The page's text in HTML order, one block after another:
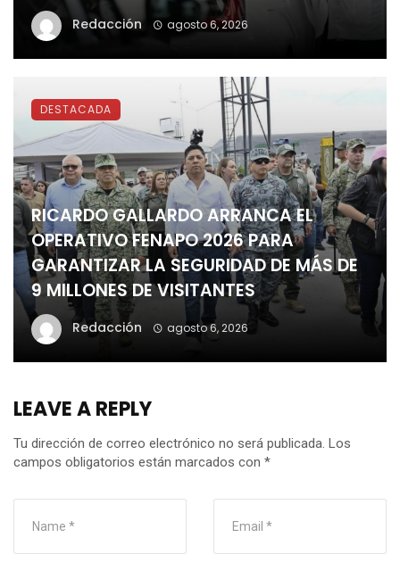
Redacción agosto 6, 2026
RICARDO GALLARDO ARRANCA EL
OPERATIVO FENAPO 2026 PARA
GARANTIZAR LA SEGURIDAD DE MÁS DE
9 MILLONES DE VISITANTES
Redacción agosto 6, 2026
DESTACADA
LEAVE A REPLY
Tu dirección de correo electrónico no será publicada. Los
campos obligatorios están marcados con *